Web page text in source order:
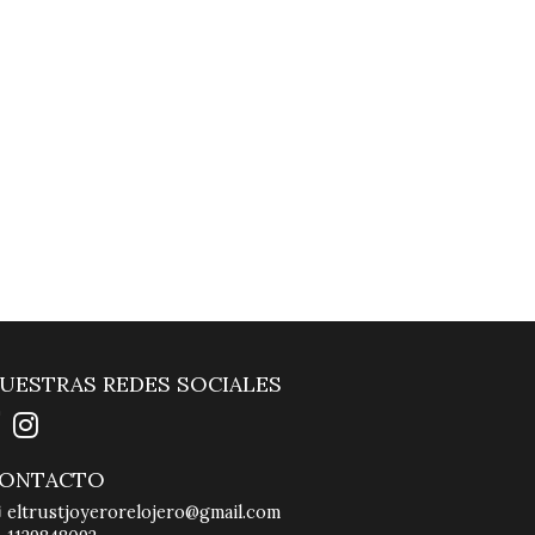
REDES SOCIALES
eltrustjoyerorelojero@gmail.com